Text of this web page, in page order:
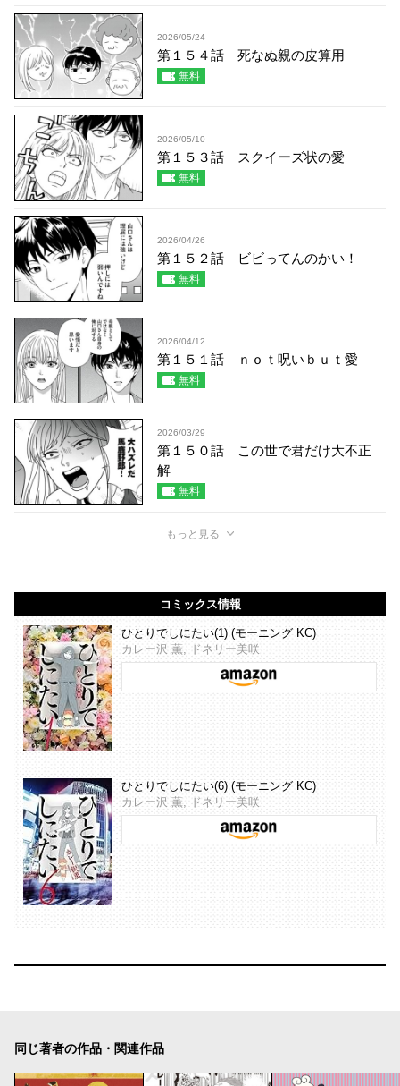
2026/05/24
第１５４話 死なぬ親の皮算用
無料
2026/05/10
第１５３話 スクイーズ状の愛
無料
2026/04/26
第１５２話 ビビってんのかい！
無料
2026/04/12
第１５１話 ｎｏｔ呪いｂｕｔ愛
無料
2026/03/29
第１５０話 この世で君だけ大不正
解
無料
もっと見る
コミックス情報
ひとりでしにたい(1) (モーニング KC)
カレー沢 薫, ドネリー美咲
ひとりでしにたい(6) (モーニング KC)
カレー沢 薫, ドネリー美咲
同じ著者の作品・関連作品